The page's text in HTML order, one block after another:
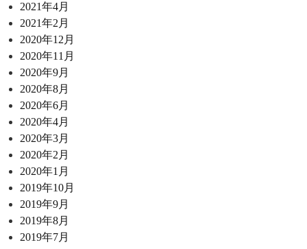
2021年4月
2021年2月
2020年12月
2020年11月
2020年9月
2020年8月
2020年6月
2020年4月
2020年3月
2020年2月
2020年1月
2019年10月
2019年9月
2019年8月
2019年7月